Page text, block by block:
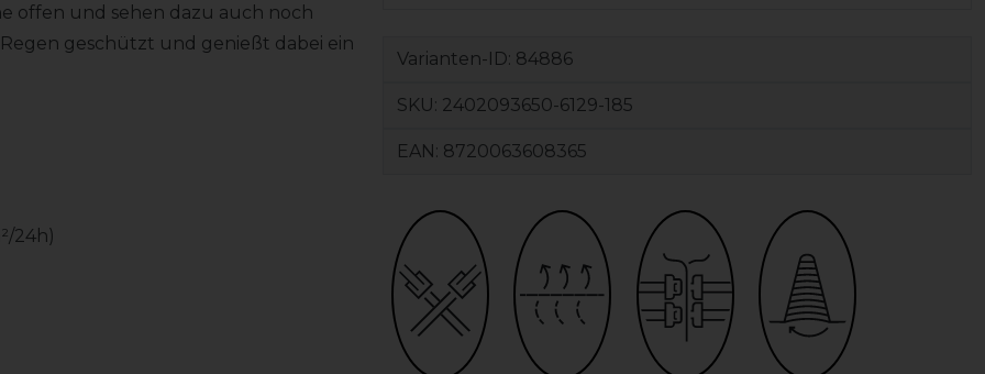
offen und sehen dazu auch noch
geschützt und genießt dabei ein
24h)
Varianten-ID: 84886
SKU: 2402093650-6129-185
EAN: 8720063608365